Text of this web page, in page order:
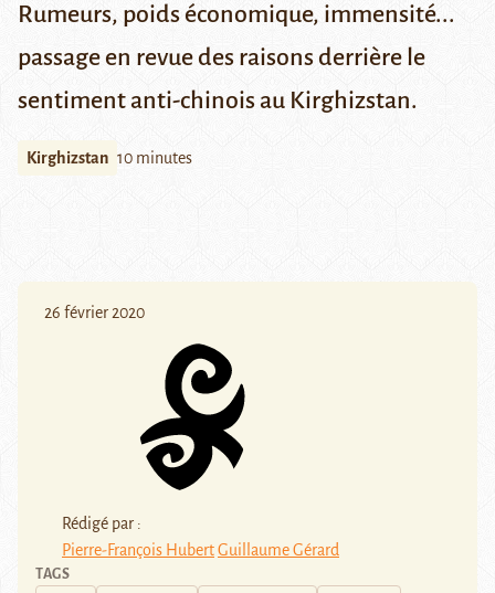
Rumeurs, poids économique, immensité...
passage en revue des raisons derrière le
sentiment anti-chinois au Kirghizstan.
Kirghizstan 10 minutes
26 février 2020
Rédigé par :
Pierre-François HubertGuillaume Gérard
TAGS